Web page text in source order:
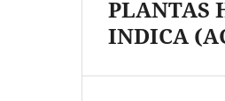
PLANTAS
INDICA